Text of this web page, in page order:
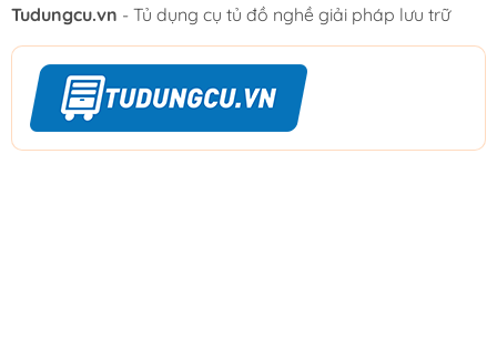
Tudungcu.vn - Tủ dụng cụ tủ đồ nghề giải pháp lưu trữ